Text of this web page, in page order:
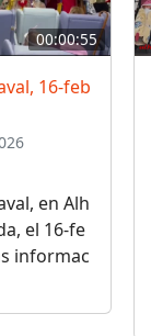
00:00:55
16-feb
en Alh
el 16-fe
informac